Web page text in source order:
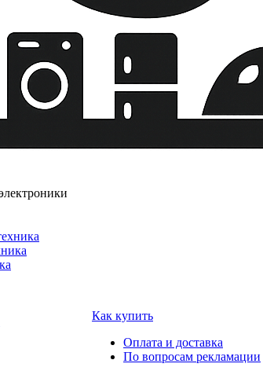
Как купить
Оплата и доставка
По вопросам рекламации